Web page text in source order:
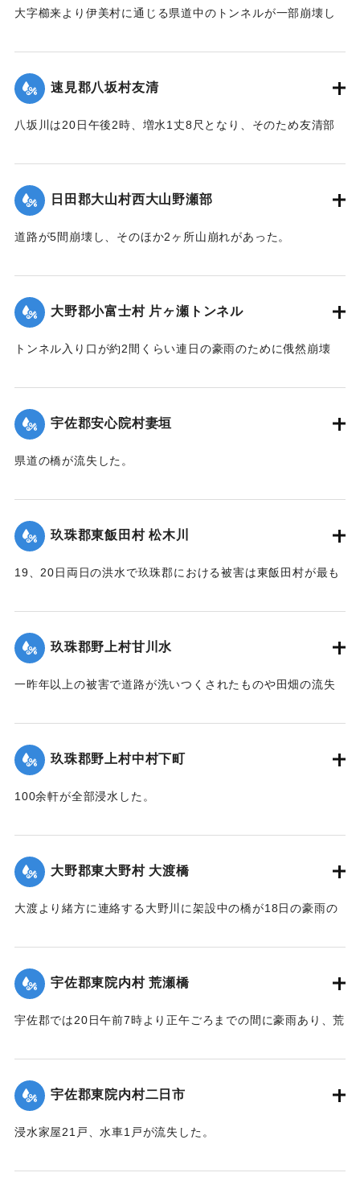
｜固有コード: 00275058
大字櫛来より伊美村に通じる県道中のトンネルが一部崩壊し
｜固有コード:
速見郡八坂村友清
八坂川は20日午後2時、増水1丈8尺となり、そのため友清部
壊して八坂村および杵築町の一部の水田100余町歩はさながら
泥海と化したが、挿秧（田植え）前で被害は軽い見込みであ
る。
【出典：大分新聞 大正12年6月22日 朝刊4面】
日田郡大山村西大山野瀬部
道路が5間崩壊し、そのほか2ヶ所山崩れがあった。
｜固有コード:00275053
大野郡小富士村 片ヶ瀬トンネル
トンネル入り口が約2間くらい連日の豪雨のために俄然崩壊
動車の運転手、10数名が必死になって復旧に務めたので19日
は人馬の通行も安全となったが、目下泥濘約5寸くらいの深さ
で極めて通行困難である。
【出典：大分新聞 大正12年6月22日 朝刊4面】
宇佐郡安心院村妻垣
県道の橋が流失した。
｜固有コード:00275046
玖珠郡東飯田村 松木川
19、20日両日の洪水で玖珠郡における被害は東飯田村が最も
され、川沿いの田地は洗い流されて荒涼を極めている。特に
松木川に架かる橋梁6ヶ所が流失したが、幸いに人畜の死傷は
なかった。この地方はおととしの洪水に大被害を被り、よう
兢々としている。
の有様だ。
面】
｜固有コード:00275047
玖珠郡野上村甘川水
一昨年以上の被害で道路が洗いつくされたものや田畑の流失
｜固有コード:
玖珠郡野上村中村下町
100余軒が全部浸水した。
｜固有コード:00275049
大野郡東大野村 大渡橋
大渡より緒方に連絡する大野川に架設中の橋が18日の豪雨の
業中の朝鮮人は万が一を恐れて従業を拒んでいる。
【出典：大分新聞 大正12年6月22日 朝刊4面】
｜固有コード: 00275050
宇佐郡東院内村 荒瀬橋
宇佐郡では20日午前7時より正午ごろまでの間に豪雨あり、荒
壊。橋梁が2箇所流失した。
【出典：大分新聞 大正12年6月22日 朝刊4面】
｜固有コード:00275042
宇佐郡東院内村二日市
浸水家屋21戸、水車1戸が流失した。